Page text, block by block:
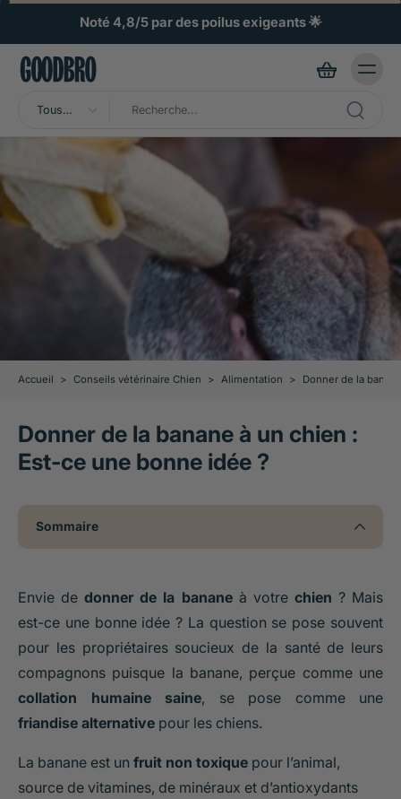
Noté 4,8/5 par des poilus exigeants 🌟
Tous
Accueil > Conseils vétérinaire Chien > Alimentation > Donner de la
Donner de la banane à un chien :
Est-ce une bonne idée ?
Sommaire
Envie dedonner de la bananeà votre chien ? Mais
est-ce une bonne idée ? La question se pose souvent
pour les propriétaires soucieux de la santé de leurs
compagnons puisque la banane, perçue comme une
collation humaine saine, se pose comme une
friandise alternative pour les chiens.
La banane est un fruit non toxique pour l’animal,
source de vitamines, de minéraux et d’antioxydants